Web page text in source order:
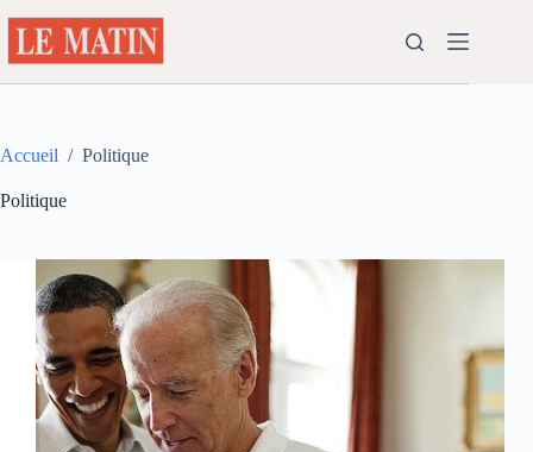
au
contenu
Accueil / Politique
Politique